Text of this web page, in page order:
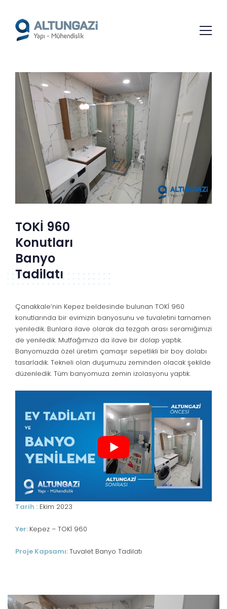
TOKİ 960
Konutları
Banyo
Tadilatı
Çanakkale’nin Kepez beldesinde bulunan TOKİ 960
konutlarında bir evimizin banyosunu ve tuvaletini tamamen
yeniledik. Bunlara ilave olarak da tezgah arası seramiğimizi
de yeniledik. Mutfağımıza da ilave bir dolap yaptık.
Banyomuzda özel üretim çamaşır sepetlikli bir boy dolabı
tasarladık. Tekneli olan duşumuzu zeminden olacak şekilde
düzenledik. Tüm banyomuza zemin izolasyonu yaptık.
Tarih : Ekim 2023
Yer: Kepez – TOKİ 960
Proje Kapsamı:Tuvalet Banyo Tadilatı